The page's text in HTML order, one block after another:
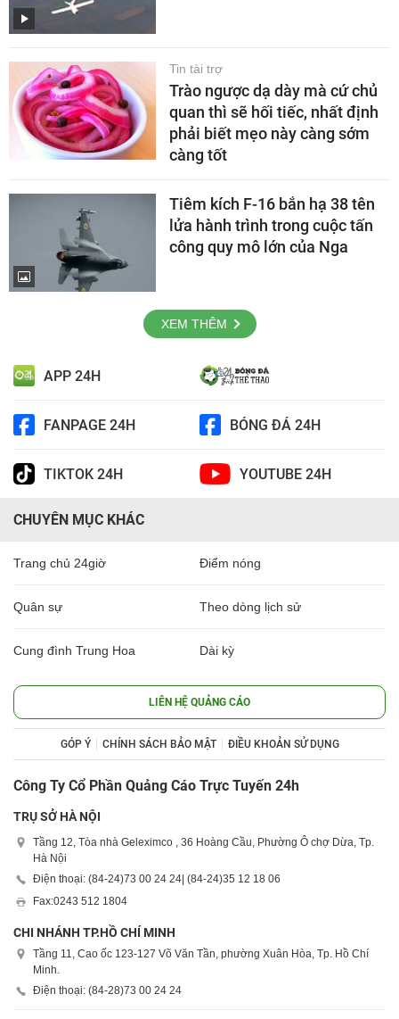
Tin tài trợ
Trào ngược dạ dày mà cứ chủ
quan thì sẽ hối tiếc, nhất định
phải biết mẹo này càng sớm
càng tốt
Tiêm kích F-16 bắn hạ 38 tên
lửa hành trình trong cuộc tấn
công quy mô lớn của Nga
XEM THÊM
APP 24H
FANPAGE 24H BÓNG ĐÁ 24H
TIKTOK 24H YOUTUBE 24H
CHUYÊN MỤC KHÁC
Trang chủ 24giờ Điểm nóng
Quân sự Theo dòng lịch sử
Cung đình Trung Hoa Dài kỳ
LIÊN HỆ QUẢNG CÁO
GÓP Ý CHÍNH SÁCH BẢO MẬT ĐIỀU KHOẢN SỬ DỤNG
Công Ty Cổ Phần Quảng Cáo Trực Tuyến 24h
TRỤ SỞ HÀ NỘI
Tầng 12, Tòa nhà Geleximco , 36 Hoàng Cầu, Phường Ô chợ Dừa, Tp.
Hà Nội
Điện thoại: (84-24)73 00 24 24 | (84-24)35 12 18 06
Fax:0243 512 1804
CHI NHÁNH TP.HỒ CHÍ MINH
Tầng 11, Cao ốc 123-127 Võ Văn Tần, phường Xuân Hòa, Tp. Hồ Chí
Minh.
Điện thoại: (84-28)73 00 24 24